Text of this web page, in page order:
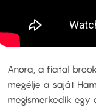
Anora, a fiatal
megélje a saját
megismerkedik egy